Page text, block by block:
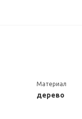
Материал
дерево